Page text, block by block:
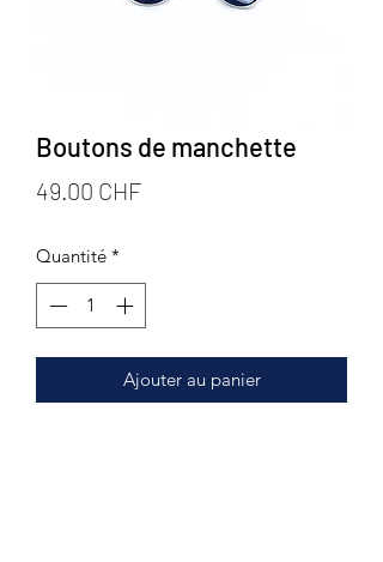
Boutons de manchette
49.00 CHFPrix
Quantité *
Ajouter au panier